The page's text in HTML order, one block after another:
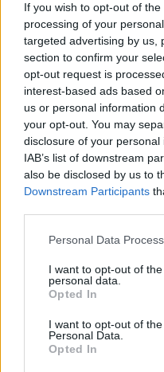
If you wish to opt-out of
processing of your
targeted advertising by us,
section to confirm your
opt-out request is
interest-based ads based
us or personal information
your opt-out. You may
disclosure of your
IAB’s list of downstream
also be disclosed by us to
Downstream Participants
Please note that this
not limited to your visit or
grant or deny consent to
use your data for below
consent section.
Personal Data
I want to opt-out of
personal data.
Opted In
I want to opt-out of
Personal Data.
Opted In
A felszállásnál érte
az ott ellenőrzést
Magyar
igazolványt nem
mint utazásra
hivatkozott, ez nem
szórakozzanak,
idézem: „- Mit
Hányszor kell még
Mivel gyermekem
őket, de azt
Sajnos az
tudták felírni,
illetőn.
kapnak egy